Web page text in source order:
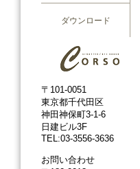
ダウンロード
〒101-0051
東京都千代田区
神田神保町3-1-6
日建ビル3F
TEL:03-3556-3636
お問い合わせ